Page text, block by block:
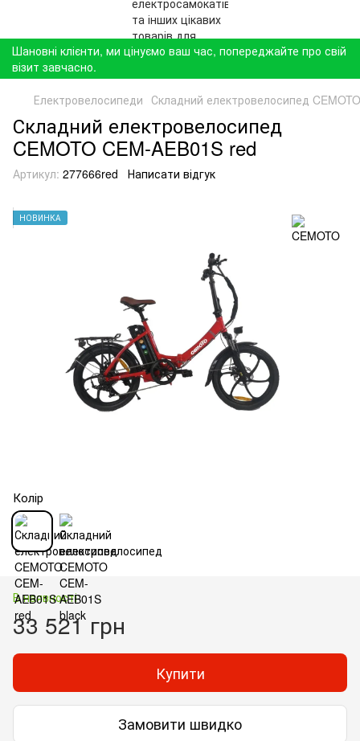
Шановні клієнти, ми цінуємо ваш час, попереджайте про свій
візит завчасно.
Електровелосипеди Складний електровелосипед
Складний електровелосипед
CEMOTO CEM-AEB01S red
Артикул: 277666red Написати відгук
НОВИНКА
Колір
В наявності
33 521 грн
Купити
Замовити швидко